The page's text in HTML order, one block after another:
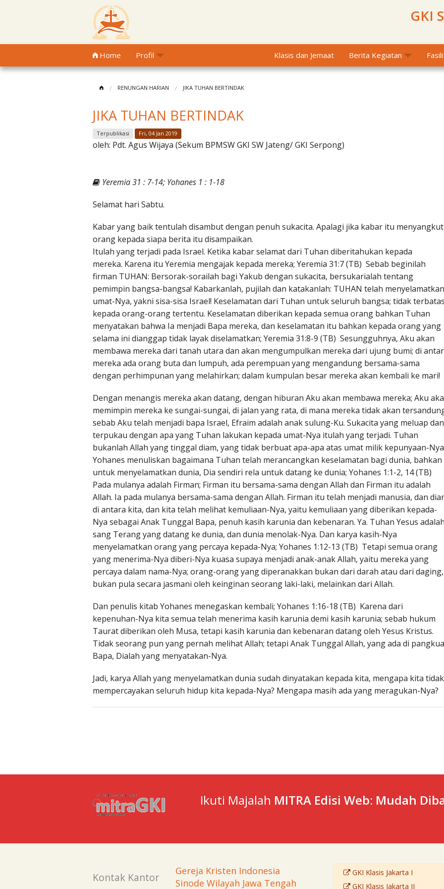
GKI
Home Profil Klasis dan Jemaat Berita Kegiatan
RENUNGAN HARIAN JIKA TUHAN BERTINDAK
JIKA TUHAN BERTINDAK
Terpublikasi Fri, 04 Jan 2019
oleh: Pdt. Agus Wijaya (Sekum BPMSW GKI SW Jateng/ GKI Serpong)
Yeremia 31 : 7-14; Yohanes 1 : 1-18
Selamat hari Sabtu.
Kabar yang baik tentulah disambut dengan penuh sukacita. Apalagi jika kabar itu menyangkut
orang kepada siapa berita itu disampaikan.
Itulah yang terjadi pada Israel. Ketika kabar selamat dari Tuhan diberitahukan kepada
mereka. Karena itu Yeremia mengajak kepada mereka; Yeremia 31:7 (TB) Sebab beginilah
firman TUHAN: Bersorak-sorailah bagi Yakub dengan sukacita, bersukarialah tentang
pemimpin bangsa-bangsa! Kabarkanlah, pujilah dan katakanlah: TUHAN telah menyelamatkan
umat-Nya, yakni sisa-sisa Israel! Keselamatan dari Tuhan untuk seluruh bangsa; tidak terbatas
kepada orang-orang tertentu. Keselamatan diberikan kepada semua orang bahkan Tuhan
menyatakan bahwa Ia menjadi Bapa mereka, dan keselamatan itu bahkan kepada orang yang
selama ini dianggap tidak layak diselamatkan; Yeremia 31:8-9 (TB) Sesungguhnya, Aku akan
membawa mereka dari tanah utara dan akan mengumpulkan mereka dari ujung bumi; di
mereka ada orang buta dan lumpuh, ada perempuan yang mengandung bersama-sama
dengan perhimpunan yang melahirkan; dalam kumpulan besar mereka akan kembali ke mari!
Dengan menangis mereka akan datang, dengan hiburan Aku akan membawa mereka; Aku
memimpin mereka ke sungai-sungai, di jalan yang rata, di mana mereka tidak akan
sebab Aku telah menjadi bapa Israel, Efraim adalah anak sulung-Ku. Sukacita yang meluap dan
terpukau dengan apa yang Tuhan lakukan kepada umat-Nya itulah yang terjadi. Tuhan
bukanlah Allah yang tinggal diam, yang tidak berbuat apa-apa atas umat milik kepunyaan-
Yohanes menuliskan bagaimana Tuhan telah merancangkan keselamatan bagi dunia, bahkan
untuk menyelamatkan dunia, Dia sendiri rela untuk datang ke dunia; Yohanes 1:1-2, 14 (TB)
Pada mulanya adalah Firman; Firman itu bersama-sama dengan Allah dan Firman itu adalah
Allah. Ia pada mulanya bersama-sama dengan Allah. Firman itu telah menjadi manusia, dan
di antara kita, dan kita telah melihat kemuliaan-Nya, yaitu kemuliaan yang diberikan kepada-
Nya sebagai Anak Tunggal Bapa, penuh kasih karunia dan kebenaran. Ya. Tuhan Yesus adalah
sang Terang yang datang ke dunia, dan dunia menolak-Nya. Dan karya kasih-Nya
menyelamatkan orang yang percaya kepada-Nya; Yohanes 1:12-13 (TB) Tetapi semua orang
yang menerima-Nya diberi-Nya kuasa supaya menjadi anak-anak Allah, yaitu mereka yang
percaya dalam nama-Nya; orang-orang yang diperanakkan bukan dari darah atau dari daging,
bukan pula secara jasmani oleh keinginan seorang laki-laki, melainkan dari Allah.
Dan penulis kitab Yohanes menegaskan kembali; Yohanes 1:16-18 (TB) Karena dari
kepenuhan-Nya kita semua telah menerima kasih karunia demi kasih karunia; sebab hukum
Taurat diberikan oleh Musa, tetapi kasih karunia dan kebenaran datang oleh Yesus Kristus.
Tidak seorang pun yang pernah melihat Allah; tetapi Anak Tunggal Allah, yang ada di
Bapa, Dialah yang menyatakan-Nya.
Jadi, karya Allah yang menyelamatkan dunia sudah dinyatakan kepada kita, mengapa kita tidak
mempercayakan seluruh hidup kita kepada-Nya? Mengapa masih ada yang meragukan-Nya?
Ikuti Majalah MITRA Edisi Web: Mudah
Kontak Kantor
Gereja Kristen Indonesia
Sinode Wilayah Jawa Tengah
GKI Klasis Jakarta I
GKI Klasis Jakarta II